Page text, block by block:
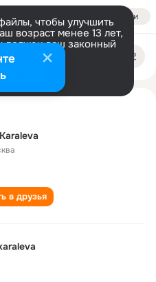
Войти
чтобы улучшить
возраст менее 13 лет,
должен ваш законный
информации
в друзья